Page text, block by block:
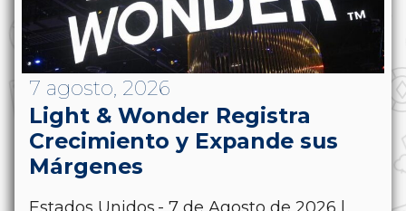
7 agosto, 2026
Light & Wonder Registra
Crecimiento y Expande sus
Márgenes